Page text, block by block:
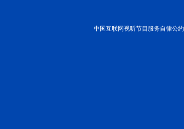
中国互联网视听节目服务自律公约